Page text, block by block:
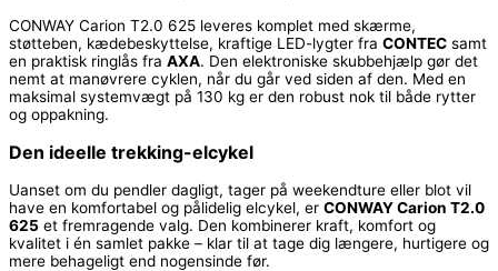
CONWAY Carion T2.0 625 leveres komplet med skærme,
støtteben, kædebeskyttelse, kraftige LED-lygter fra CONTEC samt
en praktisk ringlås fra AXA. Den elektroniske skubbehjælp gør det
nemt at manøvrere cyklen, når du går ved siden af den. Med en
maksimal systemvægt på 130 kg er den robust nok til både rytter
og oppakning.
Den ideelle trekking-elcykel
Uanset om du pendler dagligt, tager på weekendture eller blot vil
have en komfortabel og pålidelig elcykel, er CONWAY Carion T2.0
625 et fremragende valg. Den kombinerer kraft, komfort og
kvalitet i én samlet pakke – klar til at tage dig længere, hurtigere og
mere behageligt end nogensinde før.